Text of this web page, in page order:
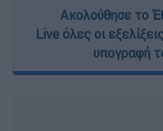
Ακολούθησε το
Live όλες οι
υπογραφή